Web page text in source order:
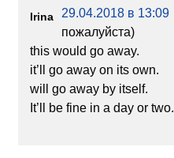
Irina
29.04.2018 в 13:09
пожалуйста)
this would go away.
it’ll go away on its own.
will go away by itself.
It’ll be fine in a day or two.